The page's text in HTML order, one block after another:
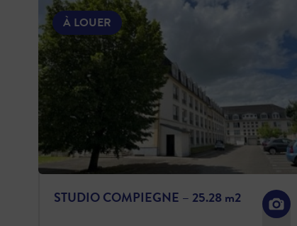
À LOUER
STUDIO COMPIEGNE – 25.28 m2